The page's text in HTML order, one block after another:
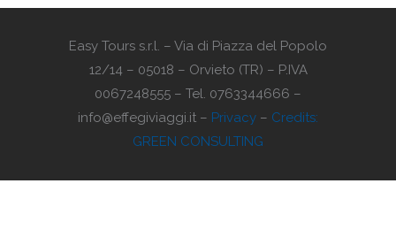
Easy Tours s.r.l. – Via di Piazza del Popolo
12/14 – 05018 – Orvieto (TR) – P.IVA
0067248555 – Tel. 0763344666 –
info@effegiviaggi.it – Privacy – Credits:
GREEN CONSULTING